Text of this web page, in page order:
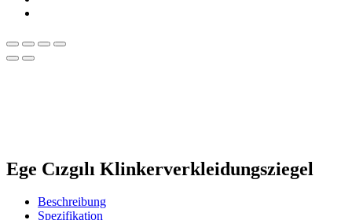
Ege Cızgılı Klinkerverkleidungsziegel
Beschreibung
Spezifikation